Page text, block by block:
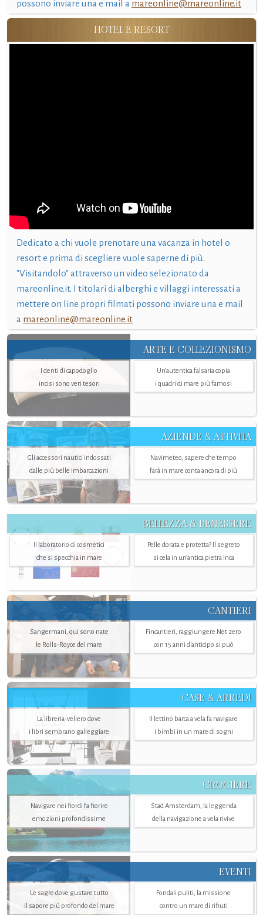
possono inviare una e mail a mareonline@mareonline.it
HOTEL E RESORT
Dedicato a chi vuole prenotare una vacanza in hotel o
resort e prima di scegliere vuole saperne di più.
"Visitandolo" attraverso un video selezionato da
mareonline.it. I titolari di alberghi e villaggi interessati a
mettere on line propri filmati possono inviare una e mail
a mareonline@mareonline.it
ARTE E COLLEZIONISMO
I denti di capodoglio
incisi sono veri tesori
Un’autentica falsaria copia
i quadri di mare più famosi
AZIENDE & ATTIVITÀ
Gli accessori nautici indossati
dalle più belle imbarcazioni
Navimeteo, sapere che tempo
farà in mare conta ancora di più
BELLEZZA & BENESSERE
Il laboratorio di cosmetici
che si specchia in mare
Pelle dorata e protetta? Il segreto
si cela in un’antica pietra Inca
CANTIERI
Sangermani, qui sono nate
le Rolls-Royce del mare
Fincantieri, raggiungere Net zero
con 15 anni d'anticipo si può
CASE & ARREDI
La libreria-veliero dove
i libri sembrano galleggiare
Il lettino barca a vela fa navigare
i bimbi in un mare di sogni
CROCIERE
Navigare nei fiordi fa fiorire
emozioni profondissime
Stad Amsterdam, la leggenda
della navigazione a vela rivive
EVENTI
Le sagre dove gustare tutto
il sapore più profondo del mare
Fondali puliti, la missione
contro un mare di rifiuti